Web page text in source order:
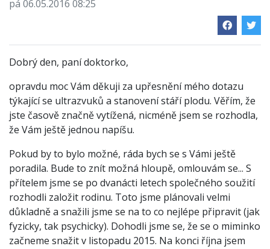
pá 06.05.2016 08:25
Dobrý den, paní doktorko,
opravdu moc Vám děkuji za upřesnění mého dotazu
týkající se ultrazvuků a stanovení stáří plodu. Věřím, že
jste časově značně vytížená, nicméně jsem se rozhodla,
že Vám ještě jednou napíšu.
Pokud by to bylo možné, ráda bych se s Vámi ještě
poradila. Bude to znít možná hloupě, omlouvám se... S
přítelem jsme se po dvanácti letech společného soužití
rozhodli založit rodinu. Toto jsme plánovali velmi
důkladně a snažili jsme se na to co nejlépe připravit (jak
fyzicky, tak psychicky). Dohodli jsme se, že se o miminko
začneme snažit v listopadu 2015. Na konci října jsem